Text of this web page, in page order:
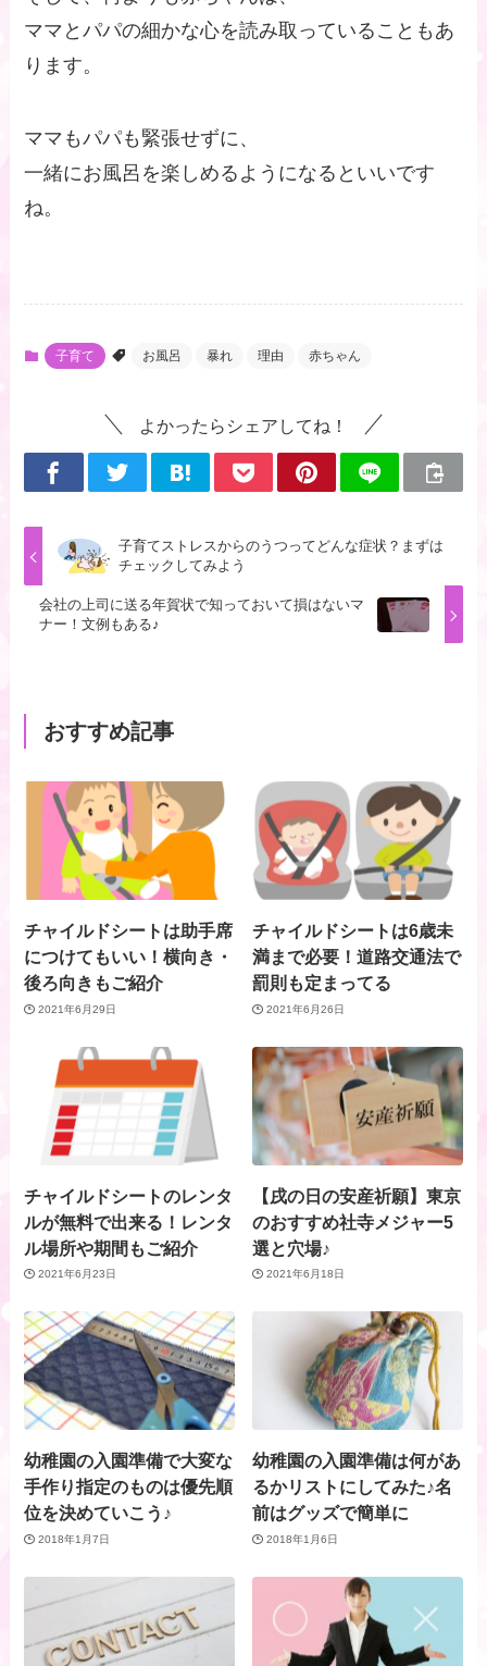
ママとパパの細かな心を読み取っていることもあ
ります。
ママもパパも緊張せずに、
一緒にお風呂を楽しめるようになるといいです
ね。
子育て お風呂 暴れ 理由 赤ちゃん
よかったらシェアしてね！
子育てストレスからのうつってどんな症状？まずは
チェックしてみよう
会社の上司に送る年賀状で知っておいて損はないマ
ナー！文例もある♪
おすすめ記事
チャイルドシートは助手席
につけてもいい！横向き・
後ろ向きもご紹介
2021年6月29日
チャイルドシートは6歳未
満まで必要！道路交通法で
罰則も定まってる
2021年6月26日
チャイルドシートのレンタ
ルが無料で出来る！レンタ
ル場所や期間もご紹介
2021年6月23日
【戌の日の安産祈願】東京
のおすすめ社寺メジャー5
選と穴場♪
2021年6月18日
幼稚園の入園準備で大変な
手作り指定のものは優先順
位を決めていこう♪
2018年1月7日
幼稚園の入園準備は何があ
るかリストにしてみた♪名
前はグッズで簡単に
2018年1月6日